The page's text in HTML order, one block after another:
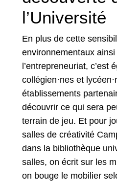
l’Université
En plus de cette
environnementaux ainsi
l’entrepreneuriat, c’est
collégien·nes et
établissements
découvrir ce qui sera
terrain de jeu. Et pour
salles de créativité
dans la bibliothèque
salles, on écrit sur les
on bouge le mobilier